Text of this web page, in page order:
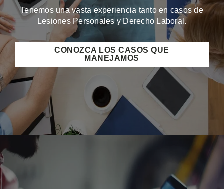
Tenemos una vasta experiencia tanto en casos de
Lesiones Personales y Derecho Laboral.
CONOZCA LOS CASOS QUE
MANEJAMOS